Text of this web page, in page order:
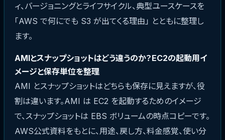
ィ、バージョニングとライフサイクル、典型ユースケースを
「AWS で何にでも S3 が出てくる理由」 とともに整理し
ます。
AMIとスナップショットはどう違うのか？EC2の起動用イ
メージと保存単位を整理
AMI とスナップショットはどちらも保存に見えますが、役
割は違います。AMI は EC2 を起動するためのイメージ
で、スナップショットは EBS ボリュームの時点コピーです。
AWS公式資料をもとに、用途、戻し方、料金感覚、使い分